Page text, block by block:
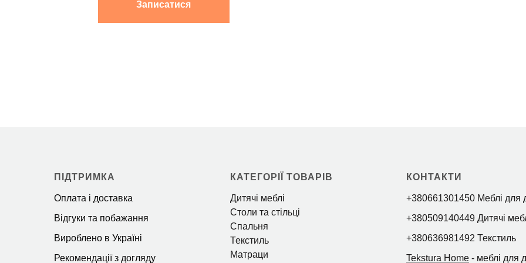
ПІДТРИМКА
Оплата і доставка
Відгуки та побажання
Вироблено в Україні
Рекомендації з догляду
КАТЕГОРІЇ ТОВАРІВ
Дитячі меблі
Столи та стільці
Спальня
Текстиль
Матраци
КОНТАКТИ
+380661301450 Меблі для
+380509140449 Дитячі
+380636981492 Текстиль
Tekstura Home - меблі для